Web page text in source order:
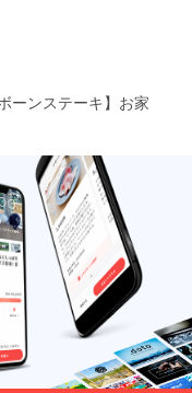
ーンステーキ】お家